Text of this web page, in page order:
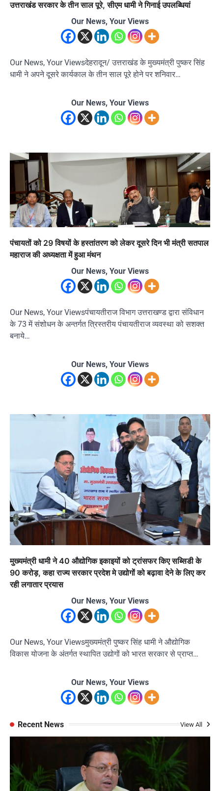
उत्तराखंड सरकार के तीन साल पूरे, सीएम धामी ने गिनाई उपलब्धियां
Our News, Your Views
Our News, Your Viewsदेहरादून/ उत्तराखंड के मुख्यमंत्री पुष्कर सिंह
धामी ने अपने दूसरे कार्यकाल के तीन साल पूरे होने पर शनिवार…
Our News, Your Views
पंचायतों को 29 विषयों के हस्तांतरण को लेकर दूसरे दिन भी मंत्री सतपाल
महाराज की अध्यक्षता में हुआ मंथन
Our News, Your Views
Our News, Your Viewsपंचायतीराज विभाग उत्तराखण्ड द्वारा संविधान
के 73 में संशोधन के अन्तर्गत त्रिस्तरीय पंचायतीराज व्यवस्था को सशक्त
बनाये…
Our News, Your Views
मुख्यमंत्री धामी ने 40 औद्योगिक इकाइयों को ट्रांसफर किए सब्सिडी के
90 करोड़, कहा राज्य सरकार प्रदेश मे उद्योगों को बढ़ावा देने के लिए कर
रही लगातार प्रयास
Our News, Your Views
Our News, Your Viewsमुख्यमंत्री पुष्कर सिंह धामी ने औद्योगिक
विकास योजना के अंतर्गत स्थापित उद्योगों को भारत सरकार से प्राप्त…
Our News, Your Views
Recent News View All